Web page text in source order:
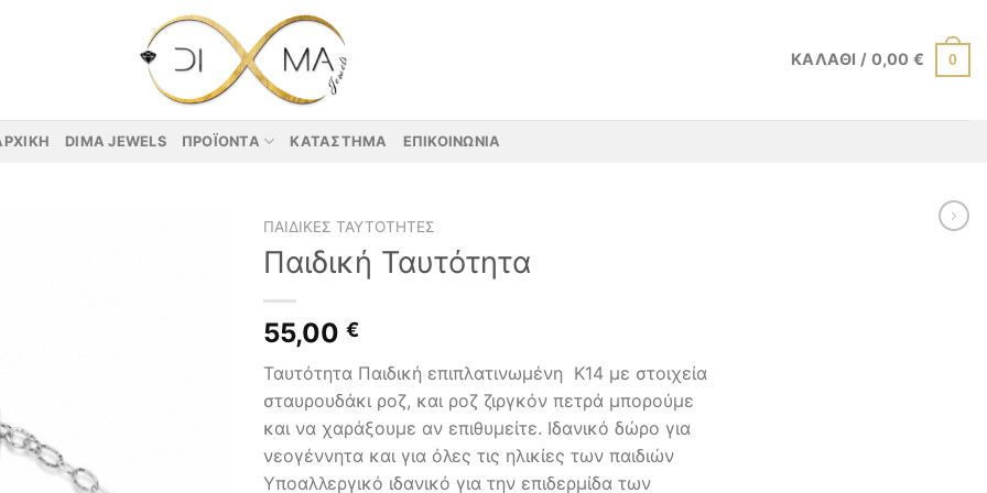
ΚΑΛΆΘΙ / 0,00€ 0
DIMA JEWELS ΠΡΟΪΌΝΤΑ ΚΑΤΆΣΤΗΜΑ ΕΠΙΚΟΙΝΩΝΊΑ
ΠΑΙΔΙΚΈΣ ΤΑΥΤΌΤΗΤΕΣ
Παιδική Ταυτότητα
55,00 €
Ταυτότητα Παιδική επιπλατινωμένη K14 με στοιχεία
σταυρουδάκι ροζ, και ροζ ζιργκόν πετρά μπορούμε
και να χαράξουμε αν επιθυμείτε. Ιδανικό δώρο για
νεογέννητα και για όλες τις ηλικίες των παιδιών
Υποαλλεργικό ιδανικό για την επιδερμίδα των